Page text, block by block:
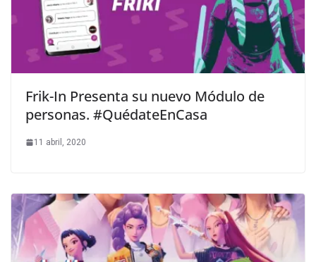
Frik-In Presenta su nuevo Módulo de
personas. #QuédateEnCasa
11 abril, 2020